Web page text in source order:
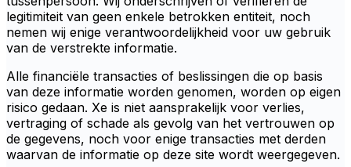
legitimiteit van geen enkele betrokken entiteit, noch
nemen wij enige verantwoordelijkheid voor uw gebruik
van de verstrekte informatie.
Alle financiële transacties of beslissingen die op basis
van deze informatie worden genomen, worden op eigen
risico gedaan. Xe is niet aansprakelijk voor verlies,
vertraging of schade als gevolg van het vertrouwen op
de gegevens, noch voor enige transacties met derden
waarvan de informatie op deze site wordt weergegeven.